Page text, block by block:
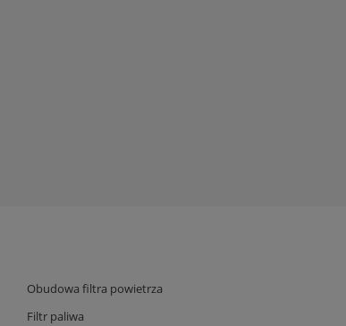
Obudowa filtra powietrza
Filtr paliwa